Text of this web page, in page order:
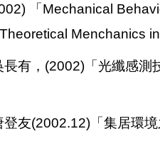
「Mechanical
Menchanics
有，(2002)「光纖感測
友(2002.12)「集居環